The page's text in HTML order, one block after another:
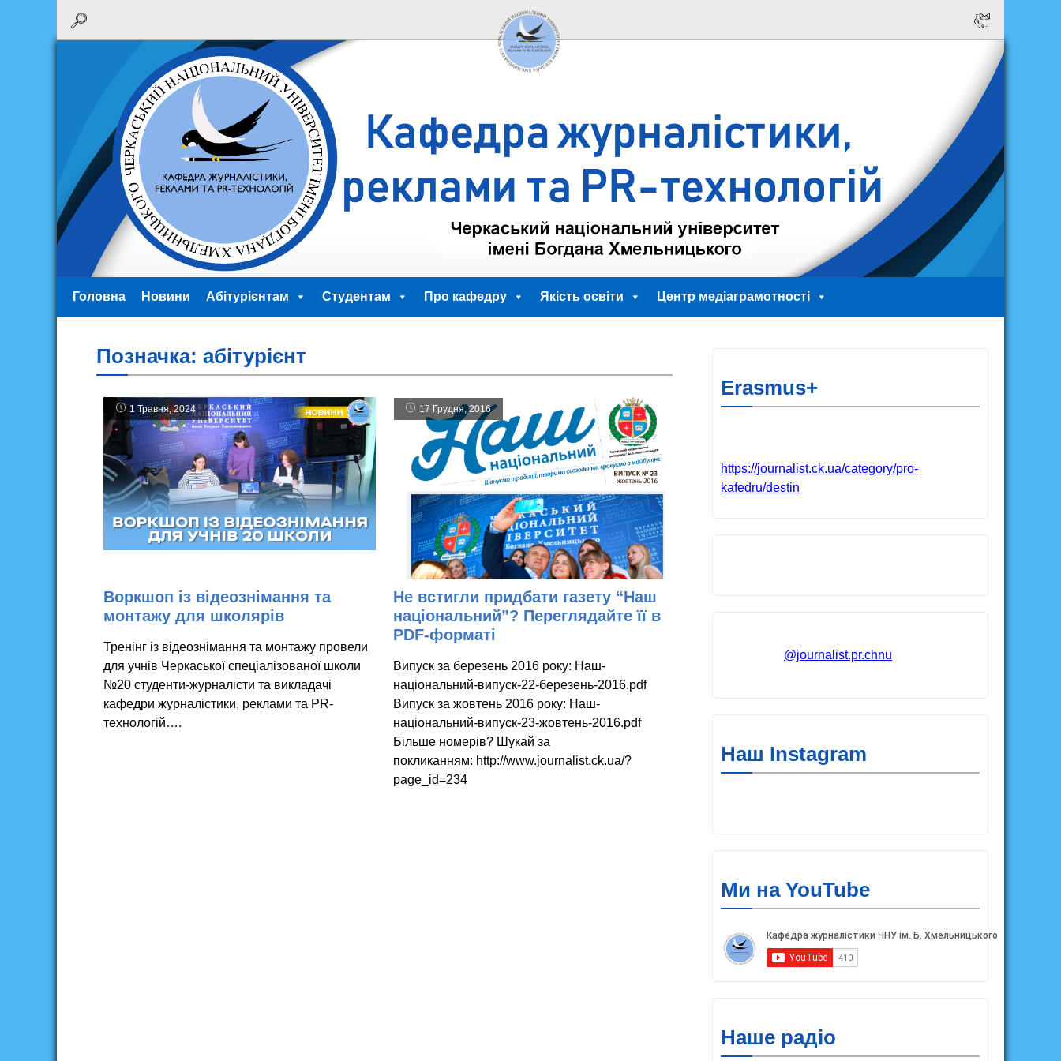
Головна Новини Абітурієнтам Студентам Про кафедру Якість освіти Центр медіаграмотності
Позначка: абітурієнт
1 Травня, 2024
Воркшоп із відеознімання та
монтажу для школярів
Тренінг із відеознімання та монтажу провели
для учнів Черкаської спеціалізованої школи
№20 студенти-журналісти та викладачі
кафедри журналістики, реклами та PR-
технологій….
17 Грудня, 2016
Не встигли придбати газету “Наш
національний”? Переглядайте її в
PDF-форматі
Випуск за березень 2016 року: Наш-
національний-випуск-22-березень-2016.pdf
Випуск за жовтень 2016 року: Наш-
національний-випуск-23-жовтень-2016.pdf
Більше номерів? Шукай за
покликанням: http://www.journalist.ck.ua/?
page_id=234
Erasmus+
https://journalist.ck.ua/category/pro-
kafedru/destin
@journalist.pr.chnu
Наш Instagram
Ми на YouTube
Наше радіо